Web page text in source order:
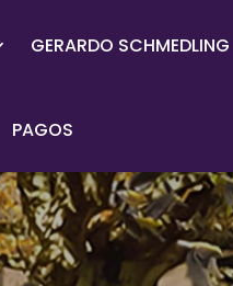
GERARDO SCHMEDLING
PAGOS